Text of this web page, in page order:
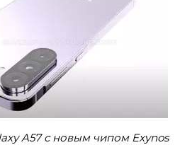
A57 с новым чипом Exynos